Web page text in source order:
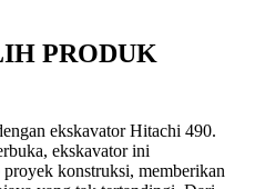
PRODUK
ekskavator Hitachi 490.
ekskavator ini
konstruksi, memberikan